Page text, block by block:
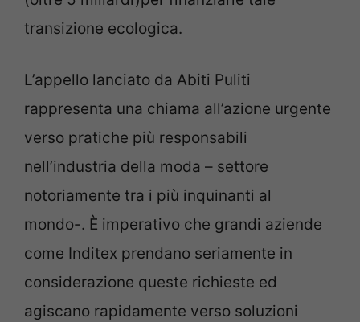
transizione ecologica.
L’appello lanciato da Abiti Puliti
rappresenta una chiama all’azione urgente
verso pratiche più responsabili
nell’industria della moda – settore
notoriamente tra i più inquinanti al
mondo-. È imperativo che grandi aziende
come Inditex prendano seriamente in
considerazione queste richieste ed
agiscano rapidamente verso soluzioni